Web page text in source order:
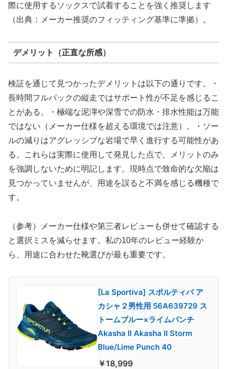
際に使用するソックスで試着することを強く推奨します
（出典：メーカー推奨のフィッティング基準に準拠）。
デメリット（正直な所感）
検証を通じて見つかったデメリットは以下の通りです。・
長時間フルパックの縦走ではサポート性が不足を感じるこ
とがある。・極端な泥濘や深雪での防水・排水性能は万能
ではない（メーカー仕様を超える環境では注意）。・ソー
ルの減りはアグレッシブな岩場で早く進行する可能性があ
る。これらは実際に使用して発見した点で、メリットのみ
を強調しないために明記します。現時点で致命的な欠陥は
見つかっていませんが、用途を誤ると不満を感じる機種で
す。
（参考）メーカー仕様や第三者レビューも併せて確認する
と選択ミスを減らせます。私の10年のレビュー経験か
ら、用途に合わせた靴選びが最も重要です。
[La Sportiva] スポルティバ ア
カシャ２男性用 56A639729 ス
トームブルー×ライムパンチ
Akasha II Akasha II Storm
Blue/Lime Punch 40
￥18,999